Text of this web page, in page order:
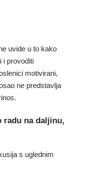
uvide u to kako
i provoditi
motivirani,
ne predstavlja
radu na daljinu,
s uglednim